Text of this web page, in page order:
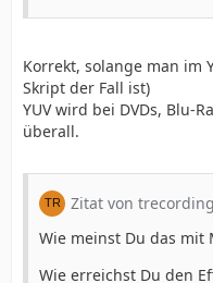
Korrekt, solange man im
Skript der Fall ist)
YUV wird bei DVDs, Blu-
überall.
Zitat von
Wie meinst Du das mit
Wie erreichst Du den